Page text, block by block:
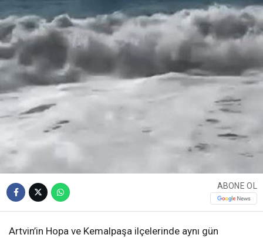
ABONE OL
Artvin’in Hopa ve Kemalpaşa ilçelerinde aynı gün